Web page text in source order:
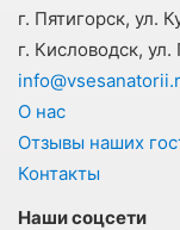
г. Пятигорск, ул.
г. Кисловодск,
О нас
Отзывы наших
Контакты
Наши соцсети